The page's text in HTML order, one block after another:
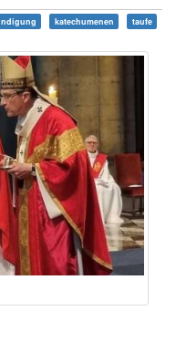
katechumenen taufe